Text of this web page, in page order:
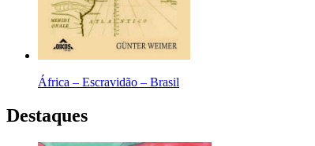
África – Escravidão – Brasil
Destaques